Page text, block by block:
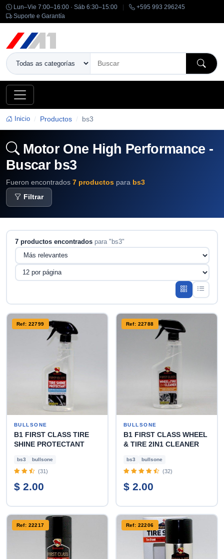
Lun–Vie 7:00–16:00 · Sáb 6:30–15:00
+595 993 296245
Suporte e Garantía
Inicio Productos bs3
Motor One High Performance -
Buscar bs3
Fueron encontrados 7 productos para bs3
Filtrar
7 productos encontradospara "bs3"
Ref: 22799
BULLSONE
B1 FIRST CLASS TIRE
SHINE PROTECTANT
bs3 bullsone
(31)
$ 2.00
Ref: 22788
BULLSONE
B1 FIRST CLASS WHEEL
& TIRE 2IN1 CLEANER
bs3 bullsone
(32)
$ 2.00
Ref: 22217 Ref: 22206